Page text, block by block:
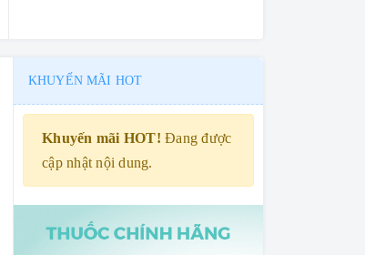
KHUYẾN MÃI HOT
Khuyến mãi HOT! Đang được
cập nhật nội dung.